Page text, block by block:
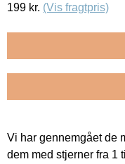
199 kr. (Vis fragtpris)
Vi har gennemgået de
dem med stjerner fra 1